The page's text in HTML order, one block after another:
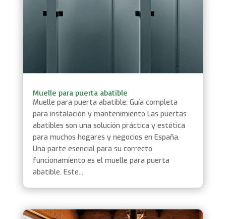
Muelle para puerta abatible
Muelle para puerta abatible: Guía completa
para instalación y mantenimiento Las puertas
abatibles son una solución práctica y estética
para muchos hogares y negocios en España.
Una parte esencial para su correcto
funcionamiento es el muelle para puerta
abatible. Este...